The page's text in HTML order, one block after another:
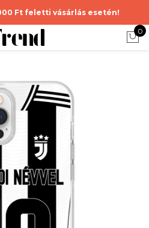
Ft feletti vásárlás esetén!
0